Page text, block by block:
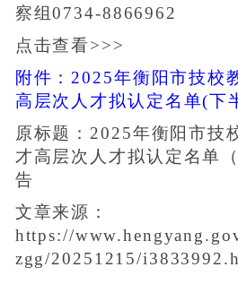
察组0734-8866962
点击查看>>>
附件：2025年衡阳市技校
高层次人才拟认定名单(下
原标题：2025年衡阳市技
才高层次人才拟认定名单
告
文章来源：
https://
zgg/20251215/